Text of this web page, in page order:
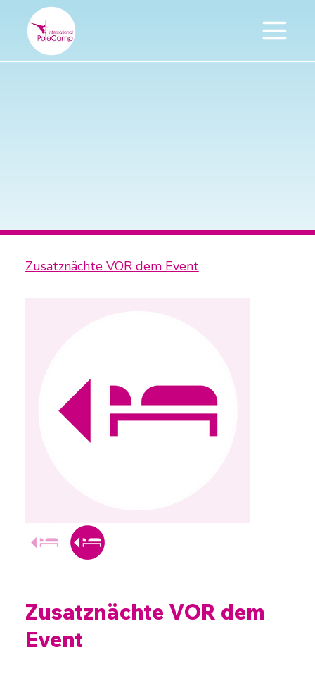
Zusatznächte VOR dem Event
Zusatznächte VOR dem
Event